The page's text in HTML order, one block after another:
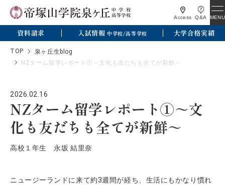
Access Q&A MENU
資料請求 入試情報 中学校/高等学校 大学合格実績
TOP
泉ヶ丘生blog
NZターム留学レポート①～文化も友だちも全てが新鮮～
2026.02.16
NZターム留学レポート①～文
化も友だちも全てが新鮮～
高校１年生 永坂 結里奈
ニュージーランドに来て約3週間が経ち、生活にもかなり慣れ